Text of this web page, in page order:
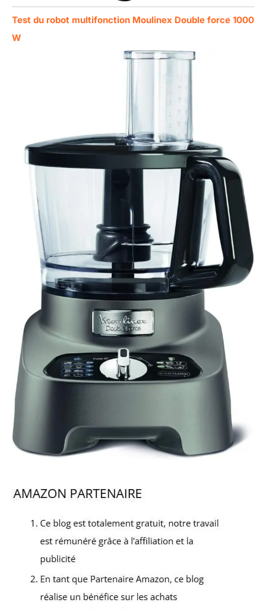
Test du robot multifonction Moulinex Double force 1000
W